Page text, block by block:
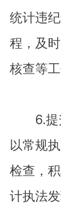
统计违
程，及
核查等
6.提升
以常规
检查，
计执法